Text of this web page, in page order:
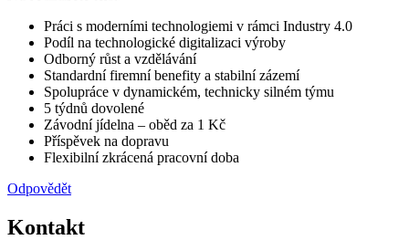
Práci s moderními technologiemi v rámci Industry 4.0
Podíl na technologické digitalizaci výroby
Odborný růst a vzdělávání
Standardní firemní benefity a stabilní zázemí
Spolupráce v dynamickém, technicky silném týmu
5 týdnů dovolené
Závodní jídelna – oběd za 1 Kč
Příspěvek na dopravu
Flexibilní zkrácená pracovní doba
Odpovědět
Kontakt